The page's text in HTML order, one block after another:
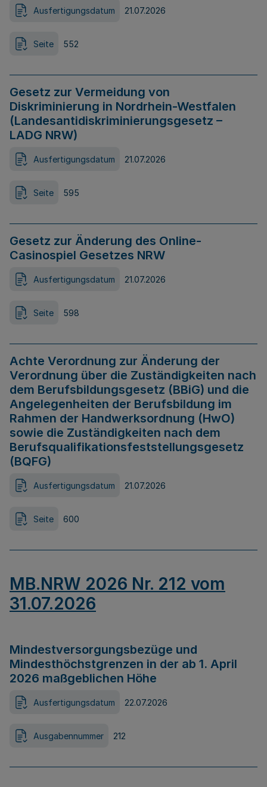
Ausfertigungsdatum 21.07.2026
Seite 552
Gesetz zur Vermeidung von
Diskriminierung in Nordrhein-Westfalen
(Landesantidiskriminierungsgesetz –
LADG NRW)
Ausfertigungsdatum 21.07.2026
Seite 595
Gesetz zur Änderung des Online-
Casinospiel Gesetzes NRW
Ausfertigungsdatum 21.07.2026
Seite 598
Achte Verordnung zur Änderung der
Verordnung über die Zuständigkeiten nach
dem Berufsbildungsgesetz (BBiG) und die
Angelegenheiten der Berufsbildung im
Rahmen der Handwerksordnung (HwO)
sowie die Zuständigkeiten nach dem
Berufsqualifikationsfeststellungsgesetz
(BQFG)
Ausfertigungsdatum 21.07.2026
Seite 600
MB.NRW 2026 Nr. 212 vom
31.07.2026
Mindestversorgungsbezüge und
Mindesthöchstgrenzen in der ab 1. April
2026 maßgeblichen Höhe
Ausfertigungsdatum 22.07.2026
Ausgabennummer 212